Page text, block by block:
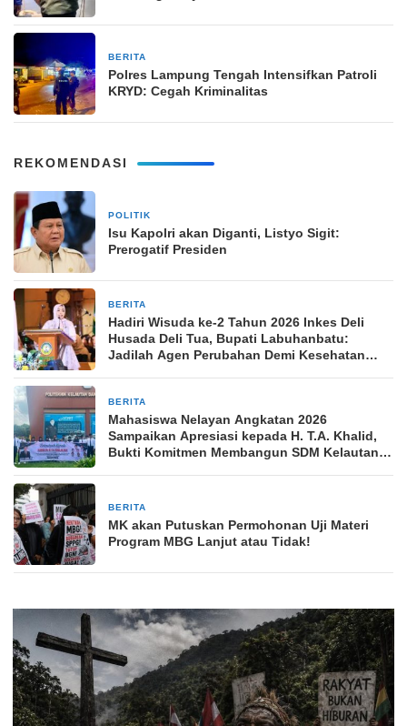
BERITA
Polres Lampung Tengah Intensifkan Patroli
KRYD: Cegah Kriminalitas
REKOMENDASI
POLITIK
Isu Kapolri akan Diganti, Listyo Sigit:
Prerogatif Presiden
BERITA
Hadiri Wisuda ke-2 Tahun 2026 Inkes Deli
Husada Deli Tua, Bupati Labuhanbatu:
Jadilah Agen Perubahan Demi Kesehatan
BERITA
Mahasiswa Nelayan Angkatan 2026
Sampaikan Apresiasi kepada H. T.A. Khalid,
Bukti Komitmen Membangun SDM Kelautan
BERITA
MK akan Putuskan Permohonan Uji Materi
Program MBG Lanjut atau Tidak!